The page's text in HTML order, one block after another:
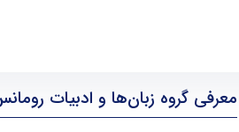
معرفی گروه زبان‌ها و ادبیات